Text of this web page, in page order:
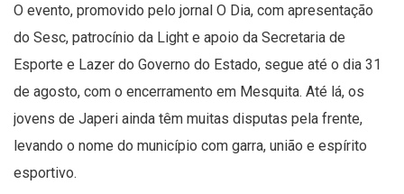
O evento, promovido pelo jornal O Dia, com apresentação
do Sesc, patrocínio da Light e apoio da Secretaria de
Esporte e Lazer do Governo do Estado, segue até o dia 31
de agosto, com o encerramento em Mesquita. Até lá, os
jovens de Japeri ainda têm muitas disputas pela frente,
levando o nome do município com garra, união e espírito
esportivo.